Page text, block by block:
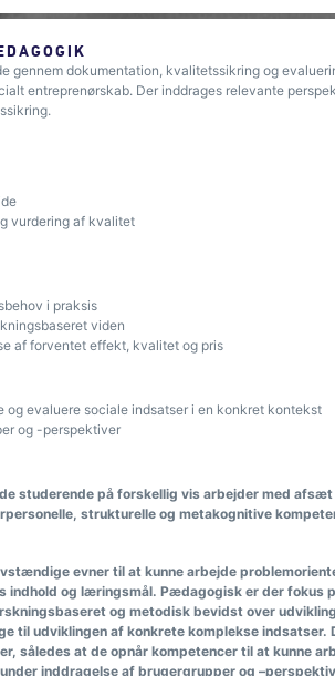
gennem dokumentation, kvalitetssikring og
entreprenørskab. Der inddrages relevante
vurdering af kvalitet
i praksis
viden
af forventet effekt, kvalitet og pris
evaluere sociale indsatser i en konkret kontekst
og -perspektiver
studerende på forskellig vis arbejder med
strukturelle og metakognitive
evner til at kunne arbejde
indhold og læringsmål. Pædagogisk er der fokus
og metodisk bevidst over
til udviklingen af konkrete komplekse indsatser.
således at de opnår kompetencer til at kunne
inddragelse af brugergrupper og